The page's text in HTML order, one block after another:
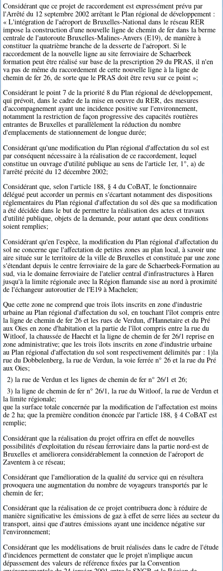
Considérant que ce projet de raccordement est expressément prévu par
l'Arrêté du 12 septembre 2002 arrêtant le Plan régional de développement :
« L'intégration de l'aéroport de Bruxelles-National dans le réseau RER
impose la construction d'une nouvelle ligne de chemin de fer dans la berme
centrale de l'autoroute Bruxelles-Malines-Anvers (E19), de manière à
constituer la quatrième branche de la desserte de l'aéroport. Si le
raccordement de la nouvelle ligne au site ferroviaire de Schaerbeek
formation peut être réalisé sur base de la prescription 29 du PRAS, il n'en
va pas de même du raccordement de cette nouvelle ligne à la ligne de
chemin de fer 26, de sorte que le PRAS doit être revu sur ce point »;
Considérant le point 7 de la priorité 8 du Plan régional de développement,
qui prévoit, dans le cadre de la mise en oeuvre du RER, des mesures
d'accompagnement ayant une incidence positive sur l'environnement,
notamment la restriction de façon progressive des capacités routières
entrantes de Bruxelles et parallèlement la réduction du nombre
d'emplacements de stationnement de longue durée;
Considérant qu'une modification du Plan régional d'affectation du sol est
par conséquent nécessaire à la réalisation de ce raccordement, lequel
constitue un ouvrage d'utilité publique au sens de l'article 1er, 1°, a) de
l'arrêté précité du 12 décembre 2002;
Considérant que, selon l'article 188, § 4 du CoBAT, le fonctionnaire
délégué peut accorder un permis en s'écartant notamment des dispositions
réglementaires du Plan régional d'affectation du sol dès que sa modification
a été décidée dans le but de permettre la réalisation des actes et travaux
d'utilité publique, objets de la demande, pour autant que deux conditions
soient remplies;
Considérant qu'en l'espèce, la modification du Plan régional d'affectation du
sol ne concerne que l'affectation de petites zones au plan local, à savoir une
aire située sur le territoire de la ville de Bruxelles et constituée par une zone
s'étendant depuis le centre ferroviaire de la gare de Schaerbeek-Formation au
sud, via le domaine ferroviaire de l'atelier central d'infrastructures à Haren
jusqu'à la limite régionale avec la Région flamande sise au nord à proximité
de l'échangeur autoroutier de l'E19 à Machelen;
Que cette zone ne comprend que trois îlots inscrits en zone d'industrie
urbaine au Plan régional d'affectation du sol, en touchant l'îlot compris entre
la ligne de chemin de fer 26 et les rues de Verdun, d'Hannetaire et du Pré
aux Oies en zone d'habitation et la partie de l'îlot compris entre la rue du
Witloof, la chaussée de Haecht et la ligne de chemin de fer 26/1 reprise en
zone administrative; que les trois îlots inscrits en zone d'industrie urbaine
au Plan régional d'affectation du sol sont respectivement délimités par : 1)la
rue du Dobbelenberg, la rue de Verdun, la voie ferrée n° 26 et la rue du Pré
aux Oies;
2) la rue de Verdun et les lignes de chemin de fer n° 26/1 et 26;
3) la ligne de chemin de fer n° 26/1, la rue du Witloof, la rue de Verdun et
la limite régionale;
que la surface totale concernée par la modification de l'affectation est moins
de 2 ha; que la première condition énoncée par l'article 188, § 4 CoBAT est
remplie;
Considérant que la réalisation du projet offrira en effet de nouvelles
possibilités d'exploitation du réseau ferroviaire dans la partie nord-est de
Bruxelles et améliorera considérablement la connexion de l'aéroport de
Zaventem à ce réseau;
Considérant que l'amélioration de la qualité du service qui en résultera
provoquera une augmentation du nombre de voyageurs transportés par le
chemin de fer;
Considérant que la réalisation de ce projet contribuera donc à réduire de
manière significative les émissions de gaz à effet de serre liées au secteur du
transport, ainsi que d'autres émissions ayant une incidence négative sur
l'environnement;
Considérant que les modélisations de bruit réalisées dans le cadre de l'étude
d'incidences permettent de constater que le projet n'implique aucun
dépassement des valeurs de référence fixées par la Convention